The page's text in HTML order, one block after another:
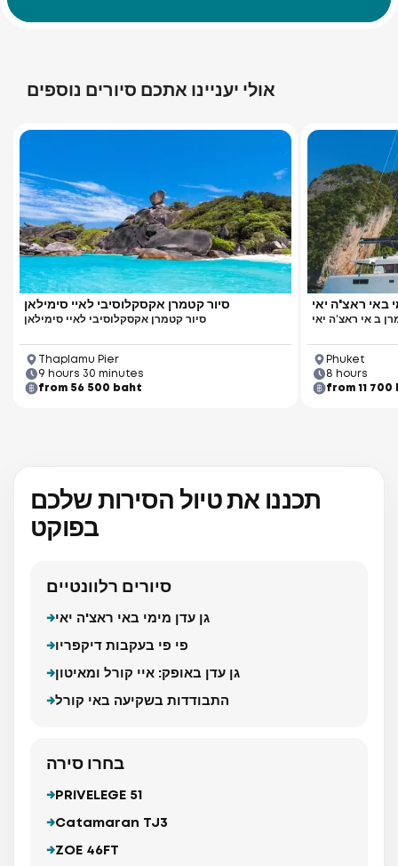
Racha Yai Island
אולי יעניינו אתכם סיורים נוספים
סיור קטמרן אקסקלוסיבי לאיי סימילאן
סיור קטמרן אקסקלוסיבי לאיי סימילאן
Thaplamu Pier
9 hours 30 minutes
from 56 500 baht
באי ראצ'ה יאי
ב אי ראצ'ה יאי
Phuket
8 hours
from 11 700
תכננו את טיול הסירות שלכם
בפוקט
סיורים רלוונטיים
גן עדן מימי באי ראצ'ה יאי
פי פי בעקבות דיקפריו
גן עדן באופק: איי קורל ומאיטון
התבודדות בשקיעה באי קורל
בחרו סירה
PRIVELEGE 51
Catamaran TJ3
ZOE 46FT